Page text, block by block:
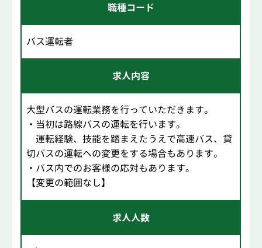
職種コード
バス運転者
求人内容
大型バスの運転業務を行っていただきます。
・当初は路線バスの運転を行います。
運転経験、技能を踏まえたうえで高速バス、貸
切バスの運転への変更をする場合もあります。
・バス内でのお客様の応対もあります。
【変更の範囲なし】
求人人数